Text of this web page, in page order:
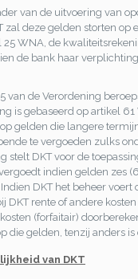
van de uitvoering van
zal deze gelden storten op
WNA, de
de bank haar
van de Verordening
is gebaseerd op artikel 61
gelden die langere
te vergoeden zulks
stelt DKT voor de
indien gelden zes
DKT het beheer
DKT rente of andere
(forfaitair)
die gelden, tenzij anders is
van DKT